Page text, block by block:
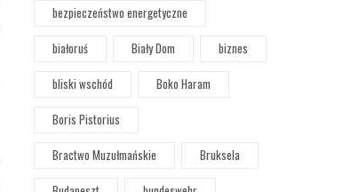
bezpieczeństwo energetyczne
białoruś
Biały Dom
biznes
bliski wschód
Boko Haram
Boris Pistorius
Bractwo Muzułmańskie
Bruksela